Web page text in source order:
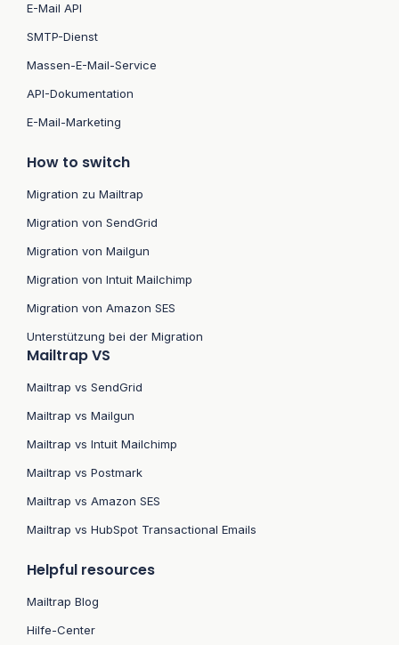
E-Mail API
SMTP-Dienst
Massen-E-Mail-Service
API-Dokumentation
E-Mail-Marketing
How to switch
Migration zu Mailtrap
Migration von SendGrid
Migration von Mailgun
Migration von Intuit Mailchimp
Migration von Amazon SES
Unterstützung bei der Migration
Mailtrap VS
Mailtrap vs SendGrid
Mailtrap vs Mailgun
Mailtrap vs Intuit Mailchimp
Mailtrap vs Postmark
Mailtrap vs Amazon SES
Mailtrap vs HubSpot Transactional Emails
Helpful resources
Mailtrap Blog
Hilfe-Center